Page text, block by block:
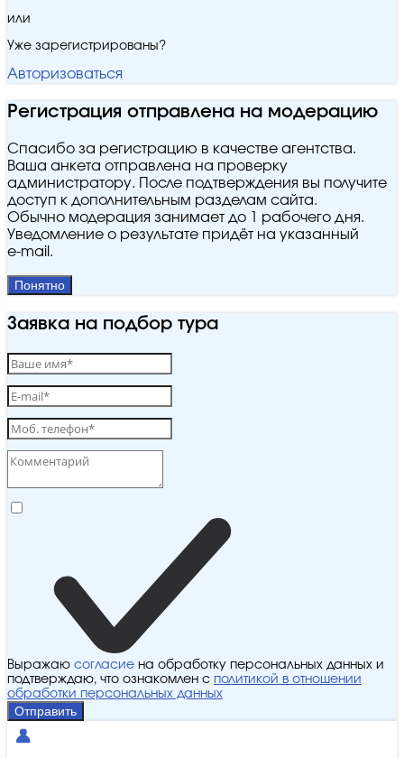
или
Уже зарегистрированы?
Авторизоваться
Регистрация отправлена на модерацию
Спасибо за регистрацию в качестве агентства.
Ваша анкета отправлена на проверку
администратору. После подтверждения вы получите
доступ к дополнительным разделам сайта.
Обычно модерация занимает до 1 рабочего дня.
Уведомление о результате придёт на указанный
e‑mail.
Понятно
Заявка на подбор тура
Выражаю согласие на обработку персональных данных и
подтверждаю, что ознакомлен с политикой в отношении
обработки персональных данных
Отправить